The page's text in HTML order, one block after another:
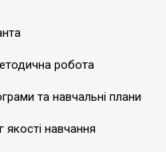
робота
та навчальні плани
якості навчання